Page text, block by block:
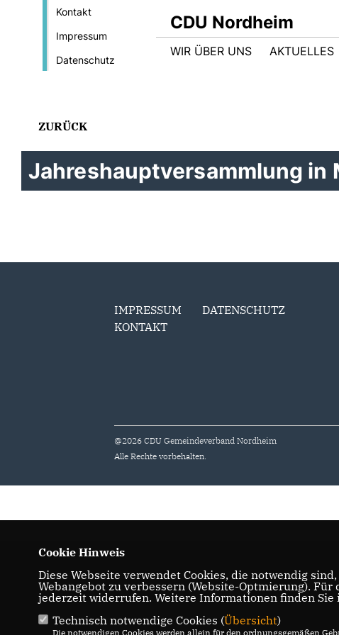
Kontakt
Impressum
Datenschutz
CDU Nordheim
WIR ÜBER UNS AKTUELLES
ZURÜCK
Jahreshauptversammlung in
IMPRESSUM
DATENSCHUTZ
KONTAKT
@2026 CDU Gemeindeverband Nordheim
Alle Rechte vorbehalten.
Cookie Hinweis
Diese Webseite verwendet Cookies, die notwendig
Webangebot zu verbessern (Website-Optmierung).
jederzeit widerrufen. Weitere Informationen finden Sie
Technisch notwendige Cookies (Übersicht)
Die notwendigen Cookies werden allein für den ordnungsgemäßen